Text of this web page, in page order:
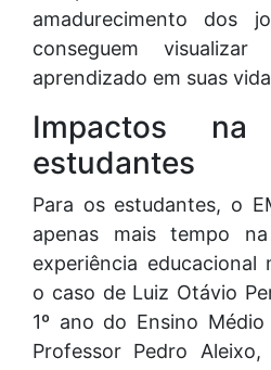
amadurecimento dos
conseguem
aprendizado em suas
Impactos
estudantes
Para os estudantes, o
apenas mais tempo
experiência educacional
o caso de Luiz Otávio
1º ano do Ensino
Professor Pedro